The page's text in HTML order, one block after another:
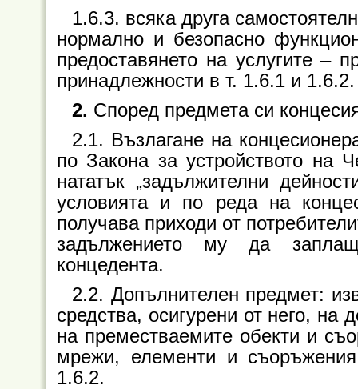
1.6.3. всяка друга
нормално и безопасно
предоставянето на услугите –
принадлежности в т. 1.6.1 и 1.6.2.
2. Според предмета си
2.1. Възлагане на
по Закона за устройството на
нататък „задължителни
условията и по реда на
получава приходи от
задължението му да
концедента.
2.2. Допълнителен предмет:
средства, осигурени от него, на
на преместваемите обекти и
мрежи, елементи и съоръжения
1.6.2.